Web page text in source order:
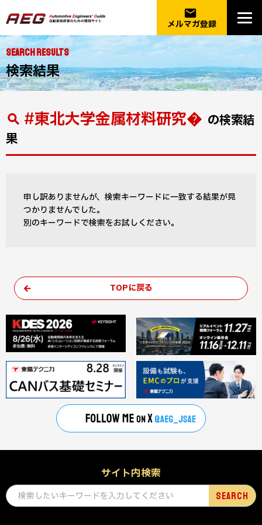
email
メルマガ登録
SEARCH RESULTS
検索結果
#東北大学金属材料研究� の検索結
果
申し訳ありませんが、検索キーワードに一致する結果が見
つかりませんでした。
別のキーワードで検索をお試しください。
TOPに戻る
サイト内検索